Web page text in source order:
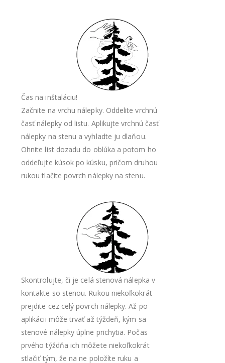
Čas na inštaláciu!
Začnite na vrchu nálepky. Oddelite vrchnú
časť nálepky od listu. Aplikujte vrchnú časť
nálepky na stenu a vyhladte ju dlaňou.
Ohnite list dozadu do oblúka a potom ho
oddeľujte kúsok po kúsku, pričom druhou
rukou tlačíte povrch nálepky na stenu.
Skontrolujte, či je celá stenová nálepka v
kontakte so stenou. Rukou niekoľkokrát
prejdite cez celý povrch nálepky. Až po
aplikácii môže trvať až týždeň, kým sa
stenové nálepky úplne prichytia. Počas
prvého týždňa ich môžete niekoľkokrát
stlačiť tým, že na ne položíte ruku a